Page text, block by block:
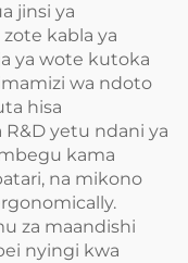
jinsi ya
kabla ya
ya wote kutoka
wa ndoto
hisa
yetu ndani ya
kama
na mikono
za maandishi
nyingi kwa